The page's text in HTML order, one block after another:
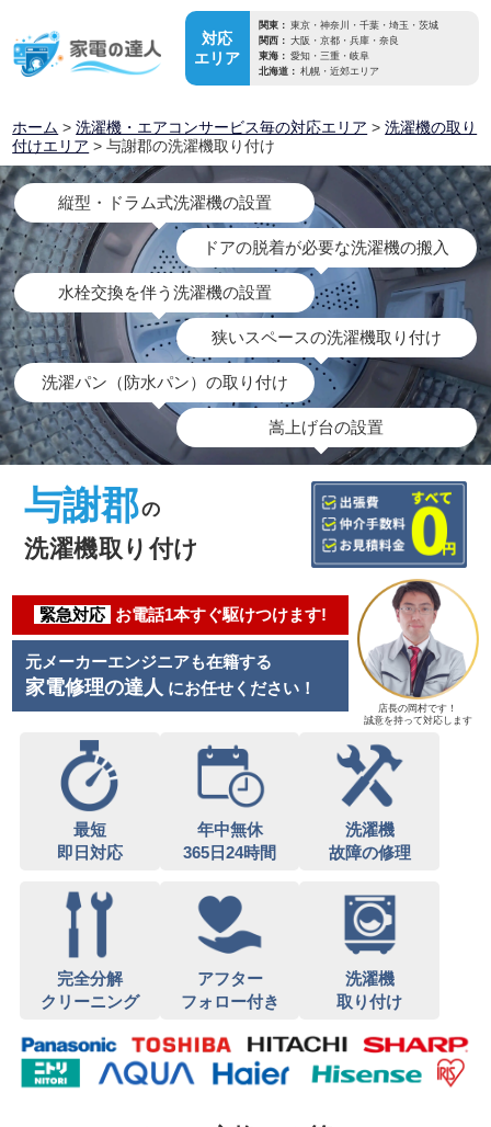
対応
エリア
関東： 東京・神奈川・千葉・埼玉・茨城
関西： 大阪・京都・兵庫・奈良
東海： 愛知・三重・岐阜
北海道： 札幌・近郊エリア
ホーム >洗濯機・エアコンサービス毎の対応エリア >洗濯機の取り
付けエリア > 与謝郡の洗濯機取り付け
縦型・ドラム式洗濯機の設置
ドアの脱着が必要な洗濯機の搬入
水栓交換を伴う洗濯機の設置
狭いスペースの洗濯機取り付け
洗濯パン（防水パン）の取り付け
嵩上げ台の設置
与謝郡の
洗濯機取り付け
緊急対応 お電話1本すぐ駆けつけます!
元メーカーエンジニアも在籍する
家電修理の達人 にお任せください！
店長の岡村です！
誠意を持って対応します
最短
即日対応
年中無休
365日24時間
洗濯機
故障の修理
完全分解
クリーニング
アフター
フォロー付き
洗濯機
取り付け